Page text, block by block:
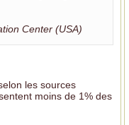
Center (USA)
les sources
moins de 1% des